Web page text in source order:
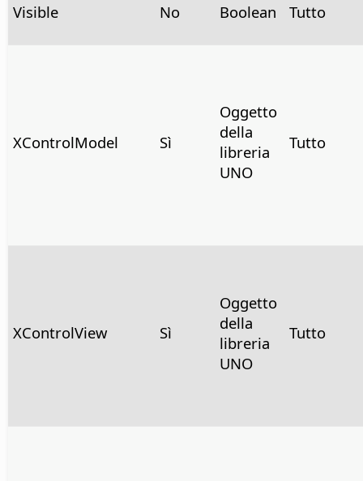
Visible No Boolean Tutto
XControlModel Sì
Oggetto
della
libreria
UNO
Tutto
XControlView Sì
Oggetto
della
libreria
UNO
Tutto